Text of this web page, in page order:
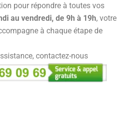
pour répondre à toutes vos
au vendredi, de 9h à 19h, votre
à chaque étape de
contactez-nous